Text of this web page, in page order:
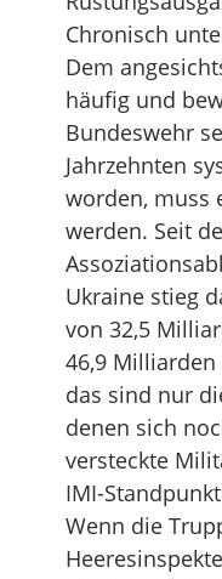
Chronisch
Dem
häufig und
Bundeswehr
Jahrzehnten
worden, muss
werden. Seit
Ukraine stieg
von 32,5
46,9 Milliarden
das sind nur
denen sich
versteckte
IMI-
Wenn die